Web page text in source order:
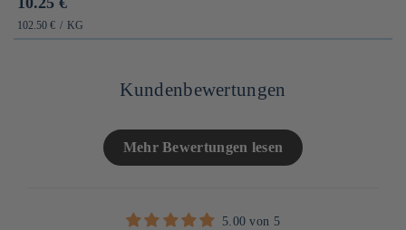
habituel
PRIX
UNITAIRE
102.50 € / PAR
KG
Kundenbewertungen
Mehr Bewertungen lesen
5.00 von 5